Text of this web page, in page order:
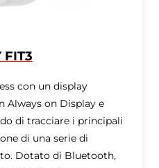
FIT3
con un display
Always on Display e
di tracciare i principali
di una serie di
Dotato di Bluetooth,